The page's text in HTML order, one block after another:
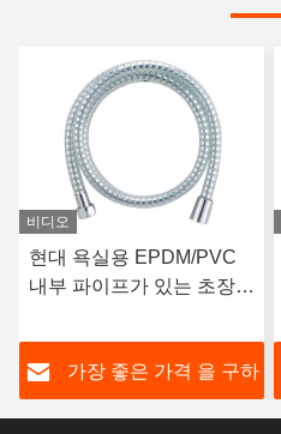
비디오
현대 욕실용 EPDM/PVC
내부 파이프가 있는 초장
가장 좋은 가격 을 구하